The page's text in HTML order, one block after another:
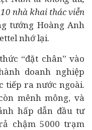
nhà khai thác viễn
tướng Hoàng Anh
nhớ lại.
“đặt chân” vào
doanh nghiệp
tiếp ra nước ngoài.
mênh mông, và
hấp dẫn đầu tư
chậm 5000 trạm